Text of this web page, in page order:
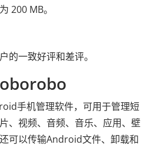
200 MB。
的一致好评和差评。
手机管理软件，可用于管理短
、视频、音频、音乐、应用、壁
可以传输Android文件、卸载和